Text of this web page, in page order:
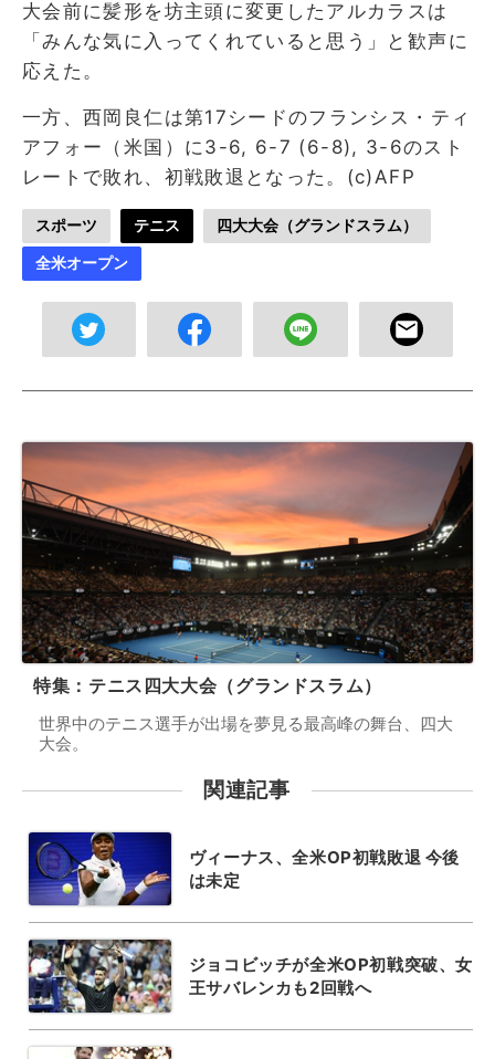
大会前に髪形を坊主頭に変更したアルカラスは
「みんな気に入ってくれていると思う」と歓声に
応えた。
一方、西岡良仁は第17シードのフランシス・ティ
アフォー（米国）に3-6, 6-7 (6-8), 3-6のスト
レートで敗れ、初戦敗退となった。(c)AFP
スポーツ テニス 四大大会（グランドスラム）
全米オープン
特集：テニス四大大会（グランドスラム）
世界中のテニス選手が出場を夢見る最高峰の舞台、四大
大会。
関連記事
ヴィーナス、全米OP初戦敗退 今後
は未定
ジョコビッチが全米OP初戦突破、女
王サバレンカも2回戦へ